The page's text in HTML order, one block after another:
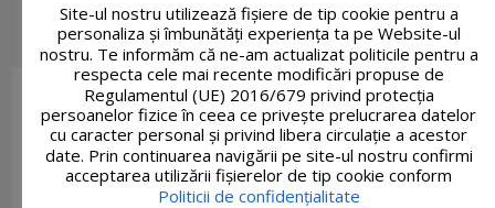
Site-ul nostru utilizează fişiere de tip cookie pentru a
personaliza și îmbunătăți experiența ta pe Website-ul
nostru. Te informăm că ne-am actualizat politicile pentru a
respecta cele mai recente modificări propuse de
Regulamentul (UE) 2016/679 privind protecția
persoanelor fizice în ceea ce privește prelucrarea datelor
cu caracter personal și privind libera circulație a acestor
date. Prin continuarea navigării pe site-ul nostru confirmi
acceptarea utilizării fişierelor de tip cookie conform
Politicii de confidențialitate